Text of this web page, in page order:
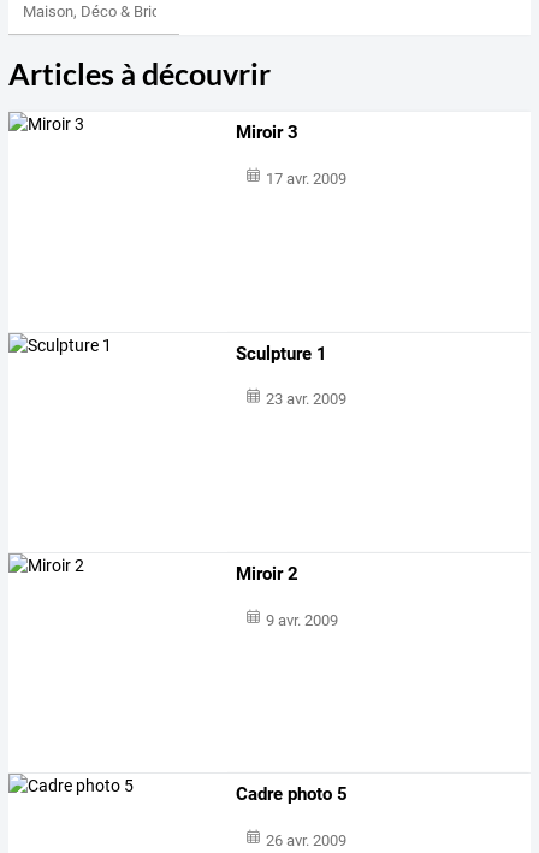
Maison, Déco & Bricolage
Articles à découvrir
Miroir 3
17 avr. 2009
Sculpture 1
23 avr. 2009
Miroir 2
9 avr. 2009
Cadre photo 5
26 avr. 2009